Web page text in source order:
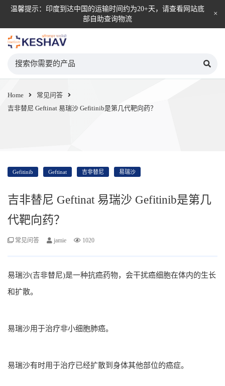
温馨提示：印度到达中国的运输时间约为20+天，请查看网站底
部自助查询物流
Home
常见问答
吉非替尼 Geftinat 易瑞沙 Gefitinib是第几代靶向药？
Gefitinib Geftinat 吉非替尼 易瑞沙
吉非替尼 Geftinat 易瑞沙 Gefitinib是第几
代靶向药？
常见问答 jamie 1020
易瑞沙(吉非替尼)是一种抗癌药物，会干扰癌细胞在体内的生长
和扩散。
易瑞沙用于治疗非小细胞肺癌。
易瑞沙有时用于治疗已经扩散到身体其他部位的癌症。